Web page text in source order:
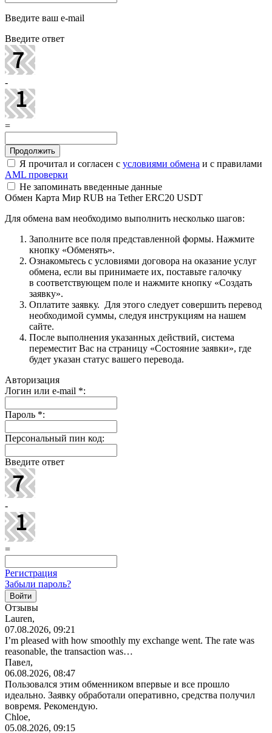
Введите ваш e-mail
Введите ответ
-
=
Я прочитал и согласен с условиями обмена и с правилами
AML проверки
Не запоминать введенные данные
Обмен Карта Мир RUB на Tether ERC20 USDT
Для обмена вам необходимо выполнить несколько шагов:
Заполните все поля представленной формы. Нажмите
кнопку «Обменять».
Ознакомьтесь с условиями договора на оказание услуг
обмена, если вы принимаете их, поставьте галочку
в соответствующем поле и нажмите кнопку «Создать
заявку».
Оплатите заявку. Для этого следует совершить перевод
необходимой суммы, следуя инструкциям на нашем
сайте.
После выполнения указанных действий, система
переместит Вас на страницу «Состояние заявки», где
будет указан статус вашего перевода.
Авторизация
Логин или e-mail *:
Пароль *:
Персональный пин код:
Введите ответ
-
=
Регистрация
Забыли пароль?
Отзывы
Lauren,
07.08.2026, 09:21
I’m pleased with how smoothly my exchange went. The rate was
reasonable, the transaction was…
Павел,
06.08.2026, 08:47
Пользовался этим обменником впервые и все прошло
идеально. Заявку обработали оперативно, средства получил
вовремя. Рекомендую.
Chloe,
05.08.2026, 09:15